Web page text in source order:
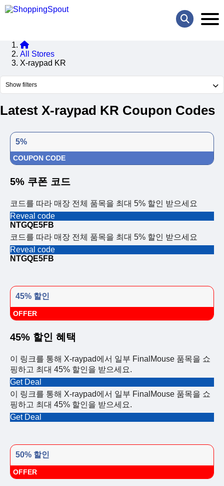
All Stores
X-raypad KR
Show filters
Latest X-raypad KR Coupon Codes
5%
COUPON CODE
5% 쿠폰 코드
코드를 따라 매장 전체 품목을 최대 5% 할인 받으세요
Reveal code
NTGQE5FB
코드를 따라 매장 전체 품목을 최대 5% 할인 받으세요
Reveal code
NTGQE5FB
45% 할인
OFFER
45% 할인 혜택
이 링크를 통해 X-raypad에서 일부 FinalMouse 품목을 쇼
핑하고 최대 45% 할인을 받으세요.
Get Deal
이 링크를 통해 X-raypad에서 일부 FinalMouse 품목을 쇼
핑하고 최대 45% 할인을 받으세요.
Get Deal
50% 할인
OFFER